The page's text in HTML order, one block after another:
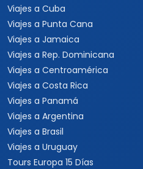
Viajes a Cuba
Viajes a Punta Cana
Viajes a Jamaica
Viajes a Rep. Dominicana
Viajes a Centroamérica
Viajes a Costa Rica
Viajes a Panamá
Viajes a Argentina
Viajes a Brasil
Viajes a Uruguay
Tours Europa 15 Días